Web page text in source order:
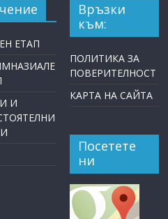
ЕТАП
И
Връзки
към:
ПОЛИТИКА ЗА
ПОВЕРИТЕЛНОСТ
КАРТА НА САЙТА
Посетете
ни